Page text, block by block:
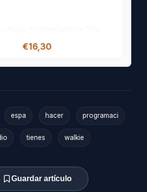
€16,30
espa hacer programaci
tienes walkie
Guardar artículo